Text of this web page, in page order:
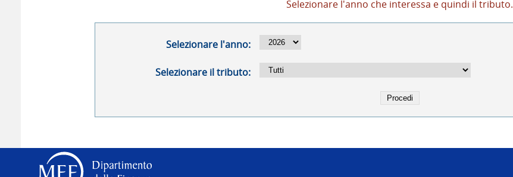
Selezionare l'anno che interessa e quindi il tributo.
Selezionare l'anno:
Selezionare il tributo: